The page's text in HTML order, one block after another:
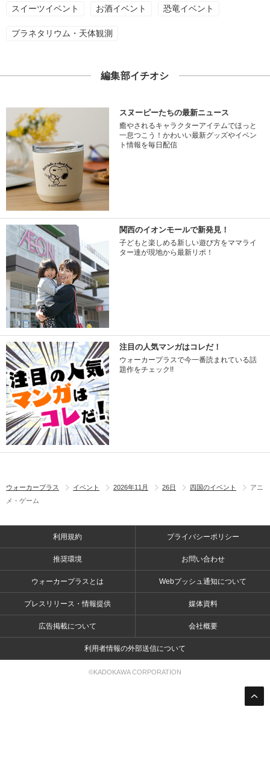
スイーツイベント お酒イベント 恐竜イベント
プラネタリウム・天体観測
編集部イチオシ
スヌーピーたちの最新ニュース
癒やされるキャラクターアイテムでほっと
一息つこう！かわいい最新グッズやイベン
ト情報を毎日配信
関西のイオンモールで新発見！
子どもと楽しめる新しい遊び方をママライ
ター達が現地から最新リポ！
注目の人気マンガはコレだ！
ウォーカープラスで今一番読まれている話
題作をチェック!!
ウォーカープラス イベント 2026年11月 26日 四国のイベント
アニ
メ・ゲーム
利用規約 プライバシーポリシー
推奨環境 お問い合わせ
ウォーカープラスとは Webプッシュ通知について
プレスリリース・情報提供 媒体資料
広告掲載について 会社概要
利用者情報の外部送信について
©KADOKAWA CORPORATION